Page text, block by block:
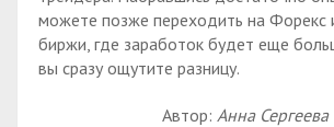
можете позже переходить на Форекс
биржи, где заработок будет еще
вы сразу ощутите разницу.
Автор: Анна Сергеева